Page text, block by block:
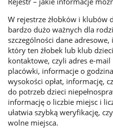
W rejestrze żłobków i klubów
bardzo dużo ważnych dla
szczególności dane
który ten żłobek lub klub
kontaktowe, czyli adres e-
placówki, informacje o
wysokości opłat, informację,
do potrzeb dzieci
informację o liczbie miejsc i
ułatwia szybką weryfikację,
wolne miejsca.